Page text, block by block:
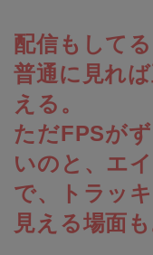
配信もして
普通に見れ
える。
ただFPSが
いのと、エ
で、トラッ
見える場面も